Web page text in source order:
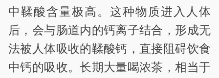
中鞣酸含量极高。这种物质进入人体
后，会与肠道内的钙离子结合，形成无
法被人体吸收的鞣酸钙，直接阻碍饮食
中钙的吸收。长期大量喝浓茶，相当于